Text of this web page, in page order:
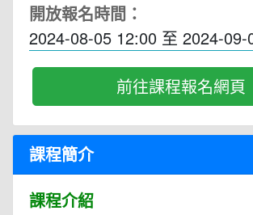
開放報名時間：
2024-08-05 12:00 至 2024-09-
前往課程報名網頁
課程簡介
課程介紹